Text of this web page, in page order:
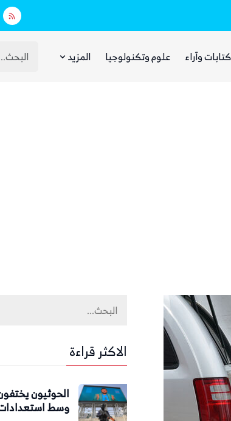
توسع حضور الحوثيين في العراق مرتبط بالهجوم على السعودية
كتابات وآراء علوم وتكنولوجيا المزيد
الاكثر قراءة
الحوثيون
وسط